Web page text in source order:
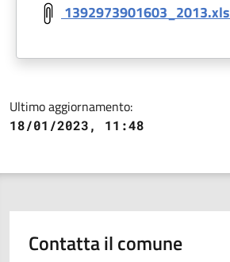
1392973901603_2013.xls
Ultimo aggiornamento:
18/01/2023, 11:48
Contatta il comune